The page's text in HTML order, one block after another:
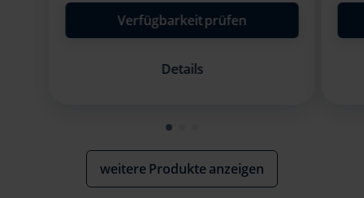
Verfügbarkeit prüfen
Details
weitere Produkte anzeigen